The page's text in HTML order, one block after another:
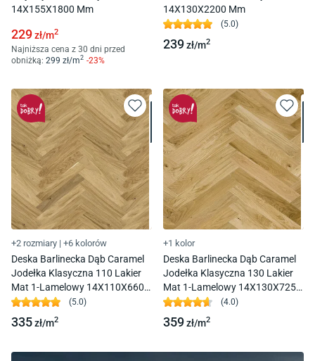
14X155X1800 Mm
229zł/m2
Najniższa cena z 30 dni przed
obniżką: 299 zł/m2 -23%
14X130X2200 Mm
(5.0)
239zł/m2
+2 rozmiary | +6 kolorów
Deska Barlinecka Dąb Caramel
Jodełka Klasyczna 110 Lakier
Mat 1-Lamelowy 14X110X660
Mm
(5.0)
335zł/m2
+1 kolor
Deska Barlinecka Dąb Caramel
Jodełka Klasyczna 130 Lakier
Mat 1-Lamelowy 14X130X725
Mm
(4.0)
359zł/m2